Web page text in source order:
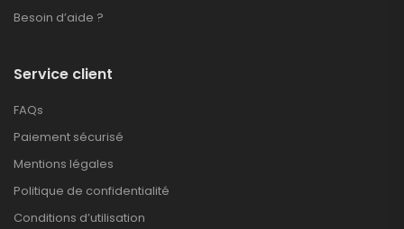
Besoin d’aide ?
Service client
FAQs
Paiement sécurisé
Mentions légales
Politique de confidentialité
Conditions d’utilisation